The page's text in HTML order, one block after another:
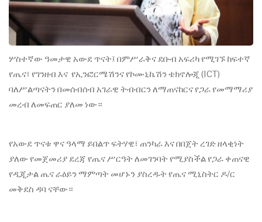
ሦስተኛው ዓመታዊ አውደ ጥናት፤ በምሥራቅና ደቡብ አፍሪካ የሚገኙ ከፍተኛ
የጤና፣ የገንዘብ እና የኢንፎርሜሽንና የኮሙኒኬሽን ቴክኖሎጂ (ICT)
ባለሥልጣናትን በመሰብሰብ አገራዊ ትብብርን ለማጠናከርና የጋራ የመማማሪያ
መረብ ለመፍጠር ያለመ ነው።
የአውደ ጥናቱ ዋና ዓላማ ይበልጥ ፍትሃዊ፣ ጠንካራ እና በበጀት ረገድ ዘላቂነት
ያለው የመጀመሪያ ደረጃ የጤና ሥርዓት ለመገንባት የሚያስችል የጋራ ቀጠናዊ
የዲጂታል ጤና ራዕይን ማምጣት መሆኑን ያስረዱት የጤና ሚኒስትር ዶ/ር
መቅደስ ዳባ ናቸው።